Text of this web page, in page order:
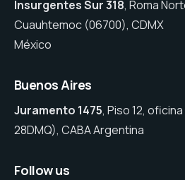
Insurgentes Sur 318, Roma
Cuauhtemoc (06700), CDMX
México
Buenos Aires
Juramento 1475, Piso 12,
28DMQ), CABA Argentina
Follow us